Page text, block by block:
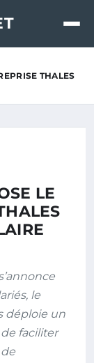
THALES
LE
le
déploie un
faciliter